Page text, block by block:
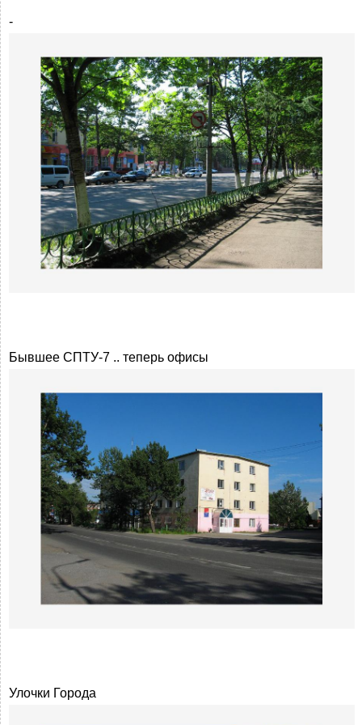
-
Бывшее СПТУ-7 .. теперь офисы
Улочки Города